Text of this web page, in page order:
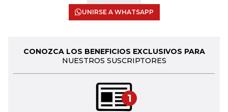
UNIRSE A WHATSAPP
CONOZCA LOS BENEFICIOS EXCLUSIVOS PARA
NUESTROS SUSCRIPTORES
1